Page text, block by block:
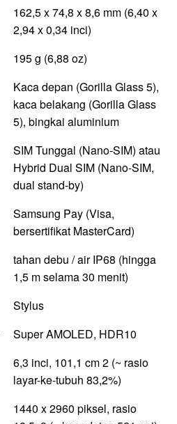
162,5 x 74,8 x 8,6 mm (6,40 x
2,94 x 0,34 inci)
195 g (6,88 oz)
Kaca depan (Gorilla Glass 5),
kaca belakang (Gorilla Glass
5), bingkai aluminium
SIM Tunggal (Nano-SIM) atau
Hybrid Dual SIM (Nano-SIM,
dual stand-by)
Samsung Pay (Visa,
bersertifikat MasterCard)
tahan debu / air IP68 (hingga
1,5 m selama 30 menit)
Stylus
Super AMOLED, HDR10
6,3 inci, 101,1 cm 2 (~ rasio
layar-ke-tubuh 83,2%)
1440 x 2960 piksel, rasio